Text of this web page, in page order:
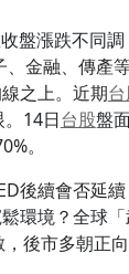
盤漲跌不同
、金融、傳產
之上。近期
14日台股盤
。
後續會否延
環境？全球
後市多朝正